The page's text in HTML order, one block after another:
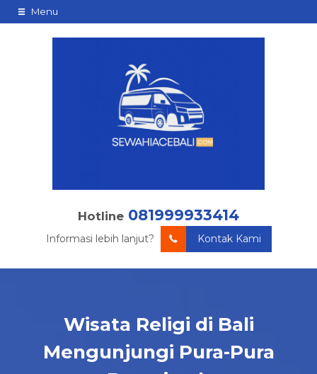
Menu
Hotline 081999933414
Informasi lebih lanjut? Kontak Kami
Wisata Religi di Bali
Mengunjungi Pura-Pura